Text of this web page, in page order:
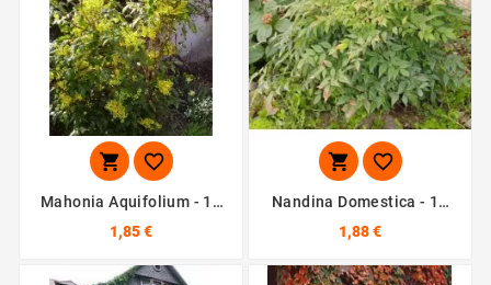
 
Mahonia Aquifolium - 10
Graines
1,85 €
 
Nandina Domestica - 10
Graines
1,88 €